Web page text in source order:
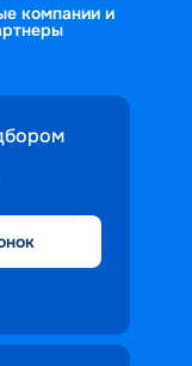
компании и